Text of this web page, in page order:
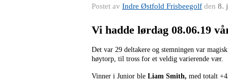
Postet av Indre Østfold Frisbeegolf den 8.
Vi hadde lørdag 08.06.19
Det var 29 deltakere og stemningen var
høytorp, til tross for et veldig varierende vær.
Vinner i Junior ble Liam Smith, med totalt